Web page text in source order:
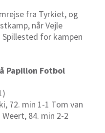
fra Tyrkiet, og
når Vejle
for kampen
Papillon Fotbol
72. min 1-1 Tom van
84. min 2-2